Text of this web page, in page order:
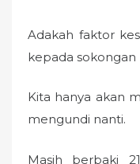
Adakah faktor
kepada sokongan
Kita hanya akan
mengundi nanti.
Masih berbaki